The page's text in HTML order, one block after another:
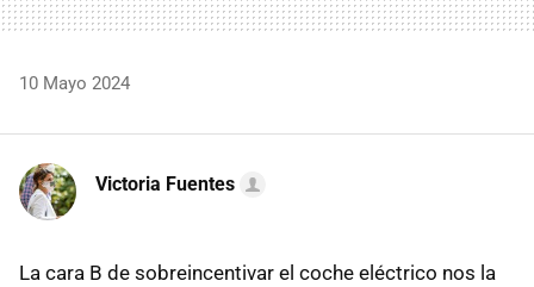
10 Mayo 2024
Victoria Fuentes
La cara B de sobreincentivar el coche eléctrico nos la